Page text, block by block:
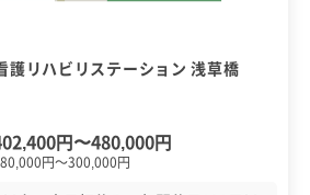
護リハビリステーション 浅草橋
円〜480,000円
円～300,000円